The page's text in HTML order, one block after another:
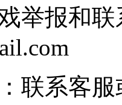
举报和
联系客